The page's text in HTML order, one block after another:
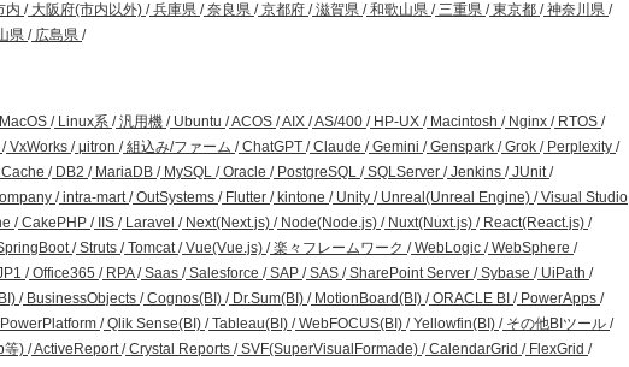
内 /大阪府(市内以外) /兵庫県 /奈良県 /京都府 /滋賀県 /和歌山県 /三重県 /東京都 /神奈川県 /
県 /広島県 /
/Linux系 /汎用機 /Ubuntu /ACOS /AIX /AS/400 /HP-UX /Macintosh /Nginx /RTOS /
/VxWorks /μitron /組込み/ファーム /ChatGPT /Claude /Gemini /Genspark /Grok /Perplexity /
/DB2 /MariaDB /MySQL /Oracle /PostgreSQL /SQLServer /Jenkins /JUnit/
/intra-mart/OutSystems /Flutter /kintone /Unity /Unreal(Unreal Engine) /Visual Studio
/CakePHP /IIS /Laravel /Next(Next.js) /Node(Node.js) /Nuxt(Nuxt.js) /React(React.js) /
/Struts /Tomcat/Vue(Vue.js) /楽々フレームワーク /WebLogic /WebSphere /
/Office365 /RPA/Saas /Salesforce /SAP /SAS /SharePoint Server /Sybase /UiPath /
/BusinessObjects /Cognos(BI) /Dr.Sum(BI) /MotionBoard(BI) /ORACLE BI /PowerApps /
/Qlik Sense(BI) /Tableau(BI) /WebFOCUS(BI) /Yellowfin(BI) /その他BIツール /
等) /ActiveReport/Crystal Reports /SVF(SuperVisualFormade) /CalendarGrid /FlexGrid /